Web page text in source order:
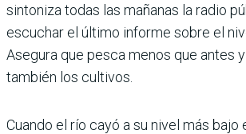
sintoniza todas las mañanas la radio
escuchar el último informe sobre el
Asegura que pesca menos que antes
también los cultivos.
Cuando el río cayó a su nivel más bajo